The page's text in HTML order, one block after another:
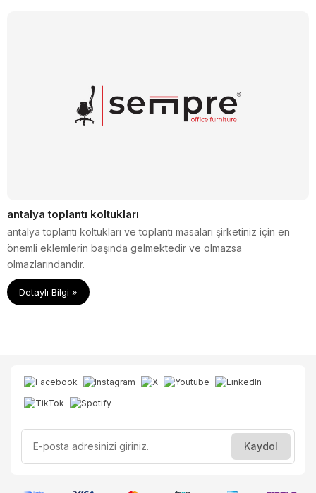
antalya toplantı koltukları
antalya toplantı koltukları ve toplantı masaları şirketiniz için en
önemli eklemlerin başında gelmektedir ve olmazsa
olmazlarındandır.
Detaylı Bilgi »